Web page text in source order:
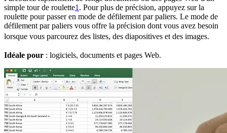
simple tour de roulette1 . Pour plus de précision, appuyez sur la
roulette pour passer en mode de défilement par paliers. Le mode de
défilement par paliers vous offre la précision dont vous avez besoin
lorsque vous parcourez des listes, des diapositives et des images.
Idéale pour : logiciels, documents et pages Web.